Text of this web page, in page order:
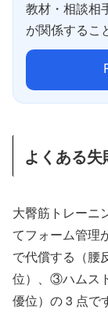
教材・相談相
が関係するこ
よくある失
大臀筋トレーニ
てフォーム管理
で代償する（腰
位）、③ハムス
優位）の 3 点で